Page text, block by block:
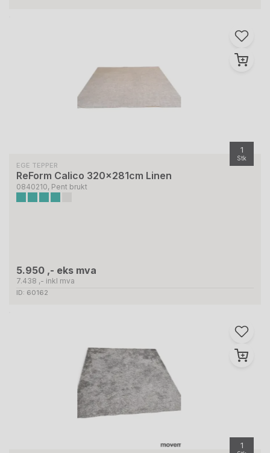
1
Stk
EGE TEPPER
ReForm Calico 320x281cm Linen
0840210, Pent brukt
5.950 ,- eks mva
7.438 ,- inkl mva
ID: 60162
1